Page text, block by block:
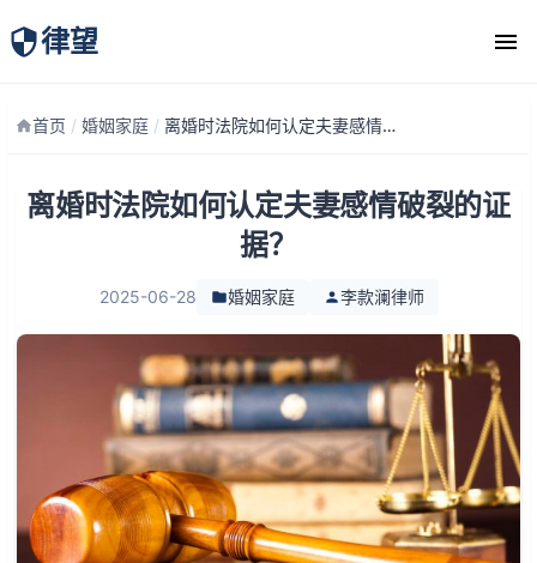
律望
律师团队
首页 / 婚姻家庭 / 离婚时法院如何认定夫妻感情破裂的证据？
离婚时法院如何认定夫妻感情破裂的证
据？
2025-06-28 婚姻家庭 李款澜律师